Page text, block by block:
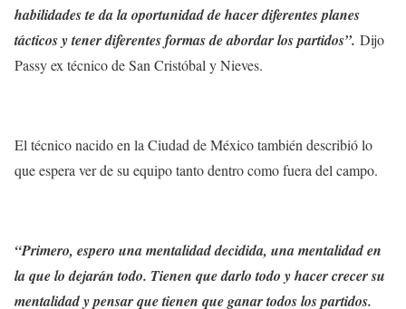
habilidades te da la oportunidad de hacer diferentes planes
tácticos y tener diferentes formas de abordar los partidos”. Dijo
Passy ex técnico de San Cristóbal y Nieves.
El técnico nacido en la Ciudad de México también describió lo
que espera ver de su equipo tanto dentro como fuera del campo.
“Primero, espero una mentalidad decidida, una mentalidad en
la que lo dejarán todo. Tienen que darlo todo y hacer crecer su
mentalidad y pensar que tienen que ganar todos los partidos.